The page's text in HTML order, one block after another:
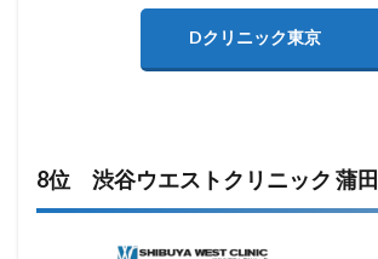
Dクリニック東京
8位 渋谷ウエストクリニック 蒲田